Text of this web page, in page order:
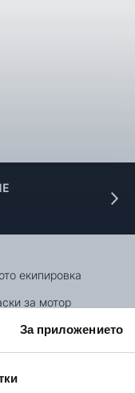
За приложението
екипировка
за мотор
за мотор
за мотор
за мотор